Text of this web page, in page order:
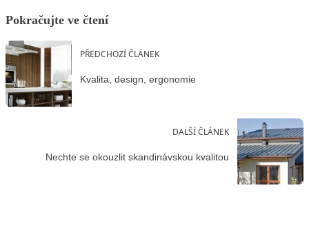
Pokračujte ve čtení
PŘEDCHOZÍ ČLÁNEK
Kvalita, design, ergonomie
DALŠÍ ČLÁNEK
Nechte se okouzlit skandinávskou kvalitou